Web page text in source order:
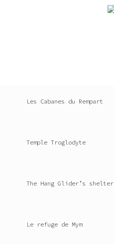
Les Cabanes du Rempart
Temple Troglodyte
The Hang Glider’s shelter
Le refuge de Mym